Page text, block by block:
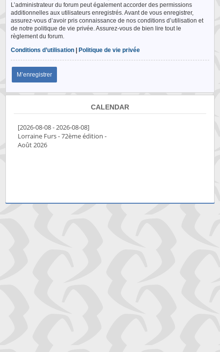
L’administrateur du forum peut également accorder des permissions
additionnelles aux utilisateurs enregistrés. Avant de vous enregistrer,
assurez-vous d’avoir pris connaissance de nos conditions d’utilisation et
de notre politique de vie privée. Assurez-vous de bien lire tout le
règlement du forum.
Conditions d’utilisation |Politique de vie privée
M’enregistrer
CALENDAR